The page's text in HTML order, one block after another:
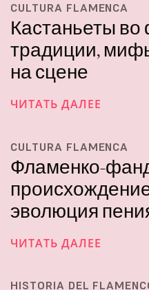
CULTURA FLAMENCA
Кастаньеты
традиции,
на сцене
ЧИТАТЬ ДАЛЕЕ
CULTURA FLAMENCA
Фламенко-
эволюция
ЧИТАТЬ ДАЛЕЕ
HISTORIA DEL